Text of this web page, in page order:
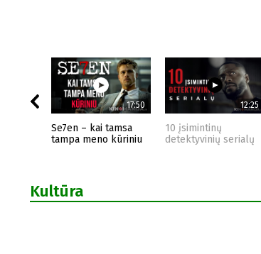
17:50
Se7en – kai tamsa
tampa meno kūriniu
12:25
10 įsimintinų
detektyvinių serialų
Kultūra